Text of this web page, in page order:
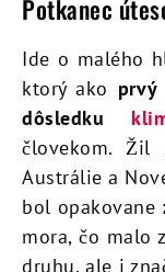
Potkanec
Ide o malého
ktorý ako prvý
dôsledku
človekom. Žil
Austrálie a
bol opakovane
mora, čo malo
druhu, ale i